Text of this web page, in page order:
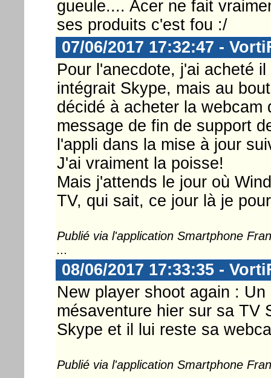
gueule.... Acer ne fait
ses produits c'est fou :/
07/06/2017 17:32:47 -
Pour l'anecdote, j'ai acheté
intégrait Skype, mais au
décidé à acheter la
message de fin de support
l'appli dans la mise à jour
J'ai vraiment la poisse!
Mais j'attends le jour où
TV, qui sait, ce jour là je
Publié via l'application Smartphone
...
08/06/2017 17:33:35 -
New player shoot again :
mésaventure hier sur sa TV
Skype et il lui reste sa
Publié via l'application Smartphone